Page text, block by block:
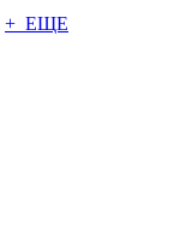
+ ЕЩЕ